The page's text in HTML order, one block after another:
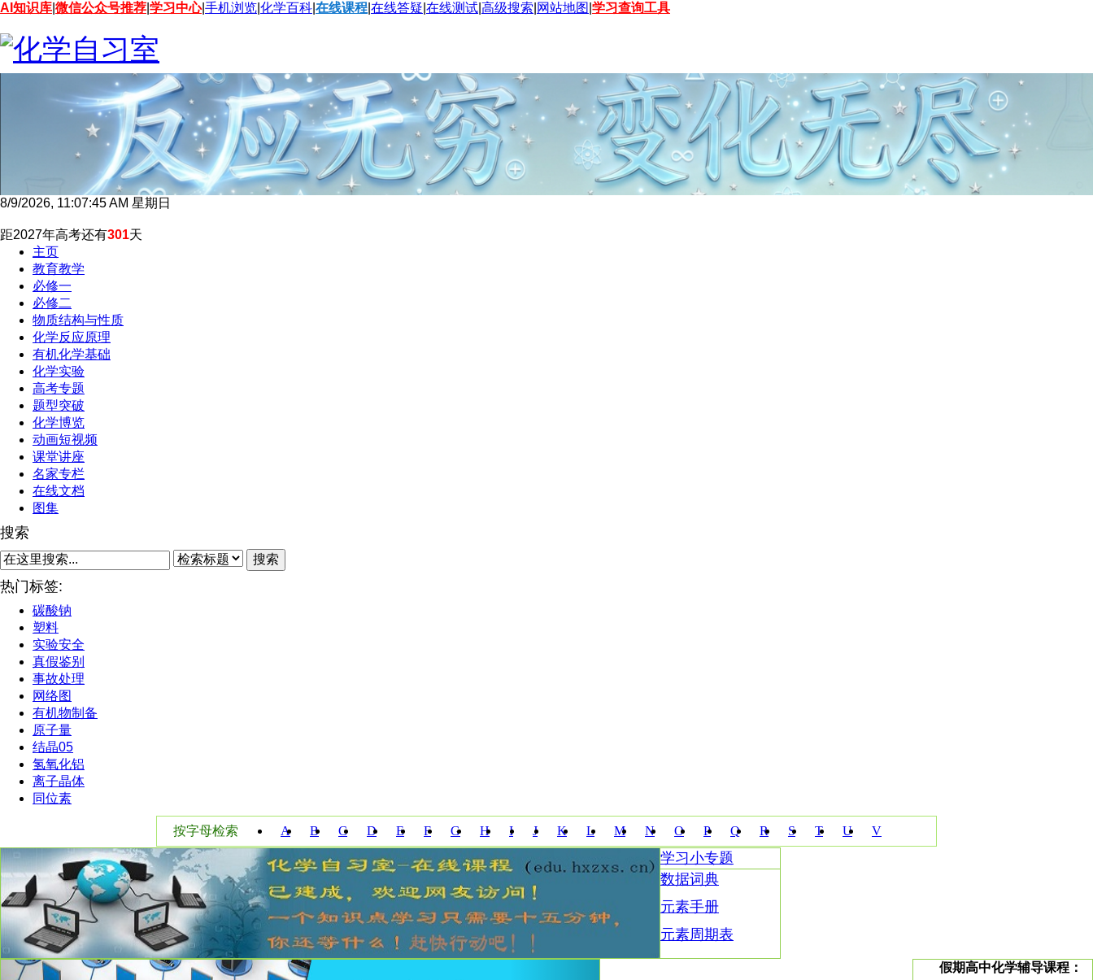
AI知识库 微信公众号推荐 学习中心|手机浏览 化学百科 在线课程 在线答疑 在线测试 高级搜索 网站地图 学习查询工具
8/9/2026, 11:07:46 AM 星期日
距2027年高考还有301天
主页
教育教学
必修一
必修二
物质结构与性质
化学反应原理
有机化学基础
化学实验
高考专题
题型突破
化学博览
动画短视频
课堂讲座
名家专栏
在线文档
图集
搜索
搜索
热门标签:
碳酸钠
塑料
实验安全
真假鉴别
事故处理
网络图
有机物制备
原子量
结晶05
氢氧化铝
离子晶体
同位素
按字母检索 A B C D E F G H I J K L M N O P Q R S T U V
W X Y Z
学习小专题
数据词典
元素手册
元素周期表
Previous 假期高中化学辅导课程：